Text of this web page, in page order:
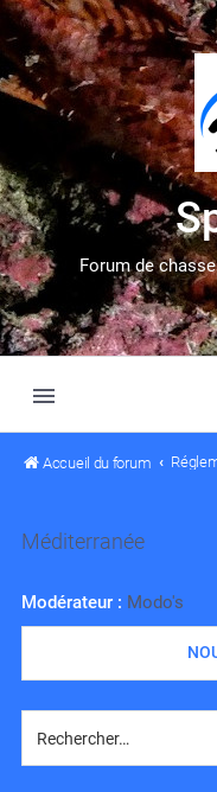
Forum de
Accueil du forum
Méditerranée
Modérateur : Modo's